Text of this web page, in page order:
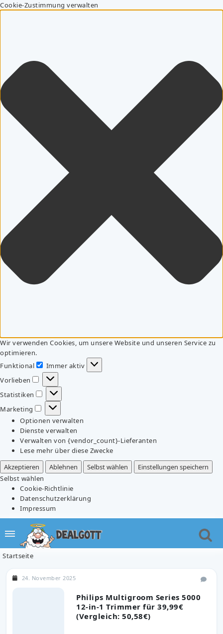
Cookie-Zustimmung verwalten
Wir verwenden Cookies, um unsere Website und unseren Service zu
optimieren.
Funktional
Funktional
Immer aktiv
Vorlieben
Vorlieben
Statistiken
Statistiken
Marketing
Marketing
Optionen verwalten
Dienste verwalten
Verwalten von {vendor_count}-Lieferanten
Lese mehr über diese Zwecke
Akzeptieren
Ablehnen Selbst wählen
Einstellungen speichern
Selbst wählen
Cookie-Richtlinie
Datenschutzerklärung
Impressum
Startseite
Philips Multigroom Series 5000
12-in-1 Trimmer für 39,99€
(Vergleich: 50,58€)
24. November 2025